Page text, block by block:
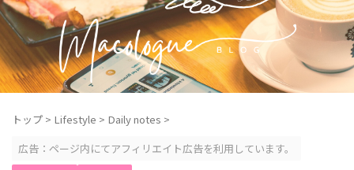
トップ > Lifestyle > Daily notes >
広告：ページ内にてアフィリエイト広告を利用しています。